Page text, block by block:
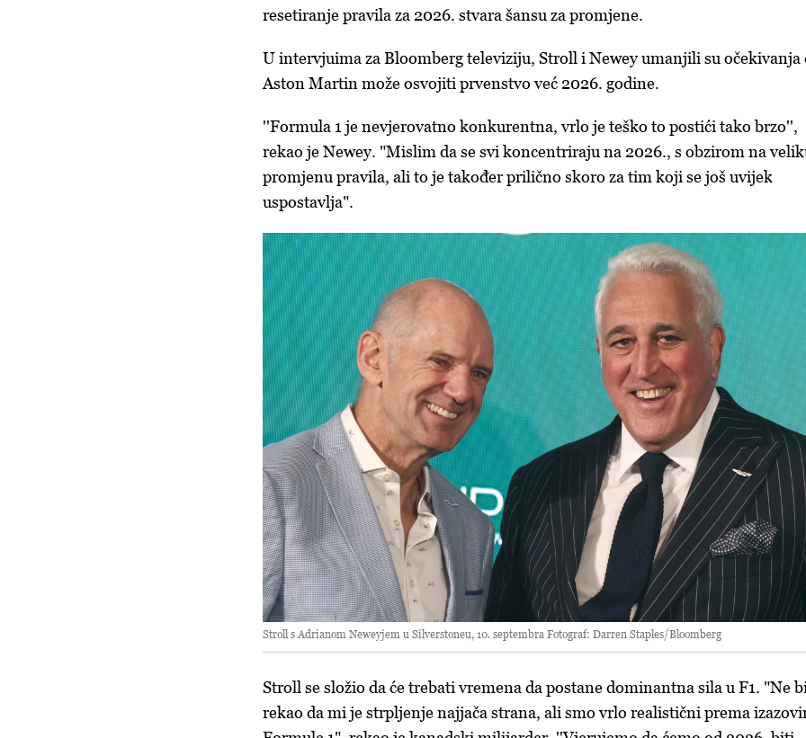
resetiranje pravila za 2026. stvara šansu za promjene.
U intervjuima za Bloomberg televiziju, Stroll i Newey umanjili su očekivanja
Aston Martin može osvojiti prvenstvo već 2026. godine.
''Formula 1 je nevjerovatno konkurentna, vrlo je teško to postići tako brzo'',
rekao je Newey. "Mislim da se svi koncentriraju na 2026., s obzirom na
promjenu pravila, ali to je također prilično skoro za tim koji se još uvijek
uspostavlja".
Stroll s Adrianom Neweyjem u Silverstoneu, 10. septembra Fotograf: Darren Staples/Bloomberg
Stroll se složio da će trebati vremena da postane dominantna sila u F1. "Ne
rekao da mi je strpljenje najjača strana, ali smo vrlo realistični prema